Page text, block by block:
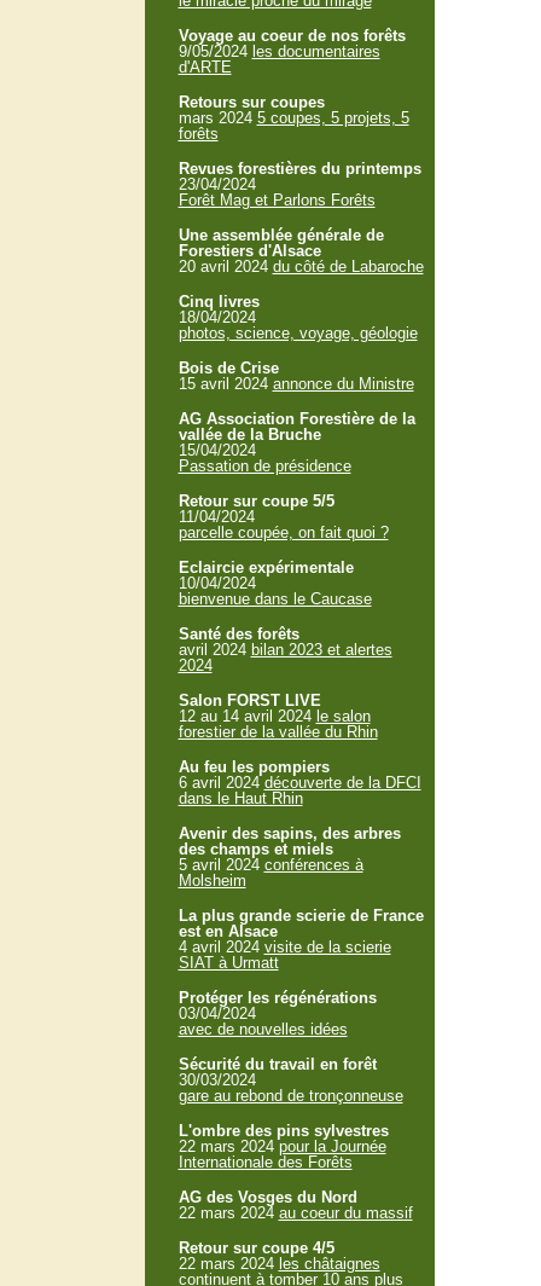
Voyage au coeur de nos forêts
9/05/2024 les documentaires
d'ARTE
Retours sur coupes
mars 2024 5 coupes, 5 projets, 5
forêts
Revues forestières du printemps
23/04/2024
Forêt Mag et Parlons Forêts
Une assemblée générale de
Forestiers d'Alsace
20 avril 2024 du côté de Labaroche
Cinq livres
18/04/2024
photos, science, voyage, géologie
Bois de Crise
15 avril 2024 annonce du Ministre
AG Association Forestière de la
vallée de la Bruche
15/04/2024
Passation de présidence
Retour sur coupe 5/5
11/04/2024
parcelle coupée, on fait quoi ?
Eclaircie expérimentale
10/04/2024
bienvenue dans le Caucase
Santé des forêts
avril 2024 bilan 2023 et alertes
2024
Salon FORST LIVE
12 au 14 avril 2024 le salon
forestier de la vallée du Rhin
Au feu les pompiers
6 avril 2024 découverte de la DFCI
dans le Haut Rhin
Avenir des sapins, des arbres
des champs et miels
5 avril 2024 conférences à
Molsheim
La plus grande scierie de France
est en Alsace
4 avril 2024 visite de la scierie
SIAT à Urmatt
Protéger les régénérations
03/04/2024
avec de nouvelles idées
Sécurité du travail en forêt
30/03/2024
gare au rebond de tronçonneuse
L'ombre des pins sylvestres
22 mars 2024 pour la Journée
Internationale des Forêts
AG des Vosges du Nord
22 mars 2024 au coeur du massif
Retour sur coupe 4/5
22 mars 2024 les châtaignes
continuent à tomber 10 ans plus